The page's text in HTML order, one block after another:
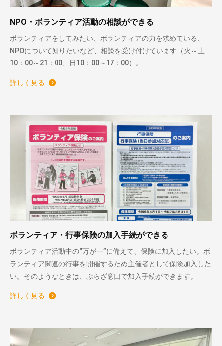
NPO・ボランティア活動の相談ができる
ボランティアをしてみたい、ボランティアの力を求めている、
NPOについて知りたいなど、相談を受け付けています（火～土
10：00～21：00、日10：00～17：00）。
詳しく見る
ボランティア・行事保険の加入手続ができる
ボランティア活動中の“万が一”に備えて、保険に加入したい。ボ
ランティア関連の行事を開催するため主催者として保険加入した
い。そのようなときは、ぷらざ窓口で加入手続ができます。
詳しく見る